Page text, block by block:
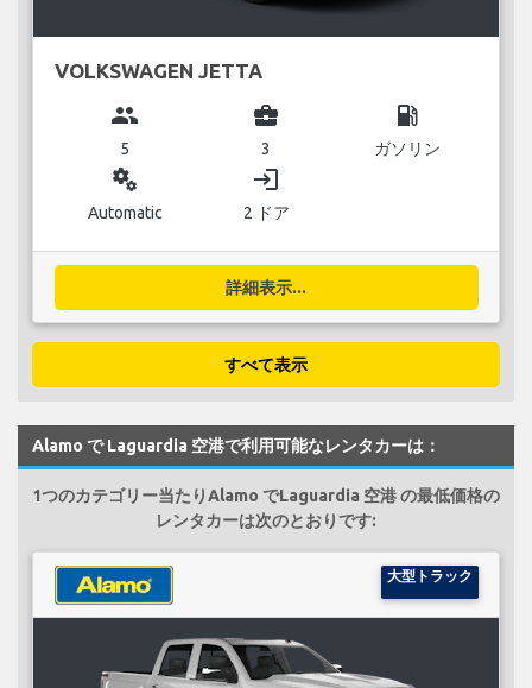
VOLKSWAGEN JETTA
group
5
business_center
3
local_gas_station
ガソリン
miscellaneous_services
Automatic
login
2 ドア
詳細表示...
すべて表示
Alamo で Laguardia 空港で利用可能なレンタカーは：
1つのカテゴリー当たりAlamo でLaguardia 空港 の最低価格の
レンタカーは次のとおりです:
大型トラック